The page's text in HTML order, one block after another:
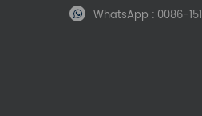
WhatsApp : 0086-